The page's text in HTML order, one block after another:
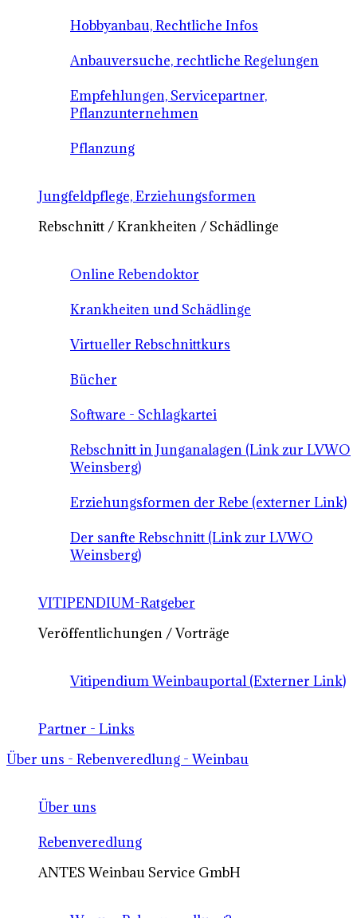
Hobbyanbau, Rechtliche Infos
Anbauversuche, rechtliche Regelungen
Empfehlungen, Servicepartner,
Pflanzunternehmen
Pflanzung
Jungfeldpflege, Erziehungsformen
Rebschnitt / Krankheiten / Schädlinge
Online Rebendoktor
Krankheiten und Schädlinge
Virtueller Rebschnittkurs
Bücher
Software - Schlagkartei
Rebschnitt in Junganalagen (Link zur LVWO
Weinsberg)
Erziehungsformen der Rebe (externer Link)
Der sanfte Rebschnitt (Link zur LVWO
Weinsberg)
VITIPENDIUM-Ratgeber
Veröffentlichungen / Vorträge
Vitipendium Weinbauportal (Externer Link)
Partner - Links
Über uns - Rebenveredlung - Weinbau
Über uns
Rebenveredlung
ANTES Weinbau Service GmbH